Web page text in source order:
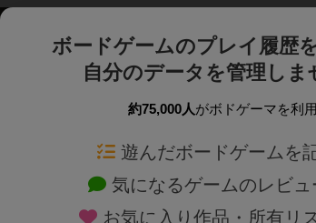
ボードゲームのプレイ履歴
自分のデータを管理しま
約75,000人がボドゲーマを利
遊んだボードゲームを
気になるゲームのレビュ
お気に入り作品・所有リ
ボードゲームを検索する 新作・